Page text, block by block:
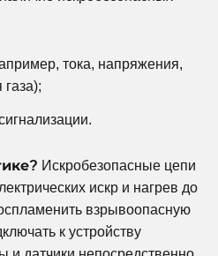
тока, напряжения,
Искробезопасные цепи
искр и нагрев до
взрывоопасную
к устройству